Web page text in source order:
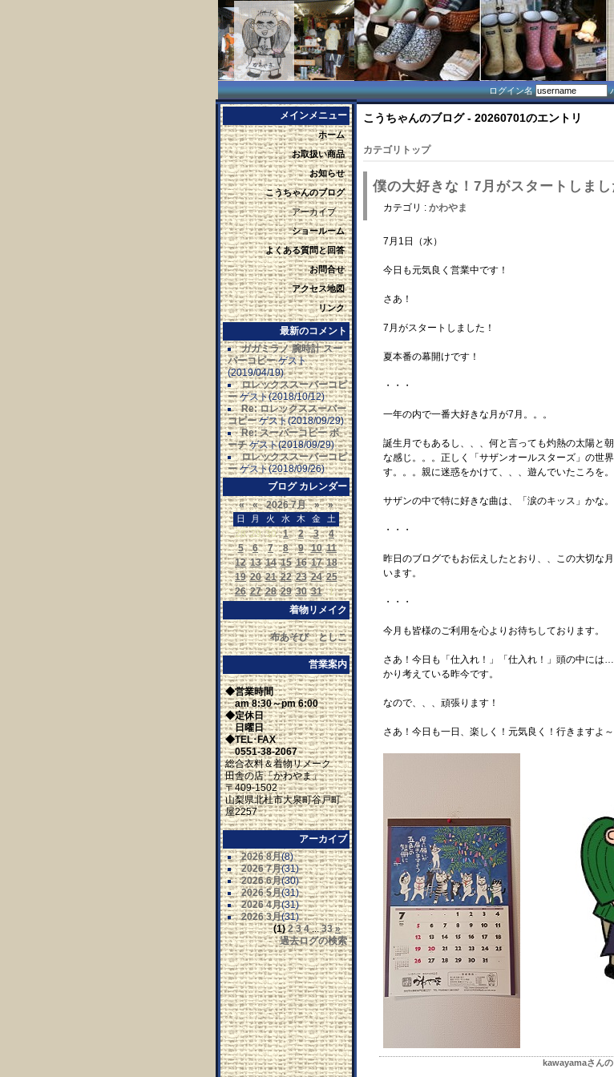
ログイン名
メインメニュー
ホーム
お取扱い商品
お知らせ
こうちゃんのブログ
アーカイブ
ショールーム
よくある質問と回答
お問合せ
アクセス地図
リンク
最新のコメント
ガガミラノ 腕時計 スー
パーコピー ゲスト
(2019/04/19)
ロレックススーパーコピ
ー ゲスト(2018/10/12)
Re: ロレックススーパー
コピー ゲスト(2018/09/29)
Re: スーパーコピー ポ
ーチ ゲスト(2018/09/29)
ロレックススーパーコピ
ー ゲスト(2018/09/26)
ブログ カレンダー
«
« 2026 7月 » »
日 月 火 水 木 金 土
28 29 30 1 2 3
4
5
6 7 8 9 10 11
12 13 14 15 16 17 18
19 20 21 22 23 24 25
26 27 28 29 30 31
1
着物リメイク
布あそび としこ
営業案内
◆営業時間
am 8:30～pm 6:00
◆定休日
日曜日
◆TEL･FAX
0551-38-2067
総合衣料＆着物リメーク
田舎の店「かわやま」
〒409-1502
山梨県北杜市大泉町谷戸町
屋2257
アーカイブ
2026 8月(8)
2026 7月(31)
2026 6月(30)
2026 5月(31)
2026 4月(31)
2026 3月(31)
(1) 2 3 4...33 »
過去ログの検索
こうちゃんのブログ - 20260701のエントリ
カテゴリトップ
僕の大好きな！7月がスタートしまし
カテゴリ : かわやま
7月1日（水）
今日も元気良く営業中です！
さあ！
7月がスタートしました！
夏本番の幕開けです！
・・・
一年の内で一番大好きな月が7月。。。
誕生月でもあるし、、、何と言っても灼熱の太陽と
な感じ。。。正しく「サザンオールスターズ」の世
す。。。親に迷惑をかけて、、、遊んでいたころを。
サザンの中で特に好きな曲は、「涙のキッス」かな。
・・・
昨日のブログでもお伝えしたとおり、、この大切な
います。
・・・
今月も皆様のご利用を心よりお待ちしております。
さあ！今日も「仕入れ！」「仕入れ！」頭の中には
かり考えている昨今です。
なので、、、頑張ります！
さあ！今日も一日、楽しく！元気良く！行きますよ～
kawayamaさん